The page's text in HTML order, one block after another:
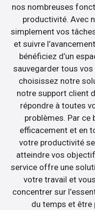
nos nombreuses
productivité. Avec
simplement vos
et suivre
bénéficiez d’un
sauvegarder tous
choisissez notre
notre support client
répondre à toutes
problèmes. Par ce
efficacement et en
votre productivité
atteindre vos
service offre une
votre travail et
concentrer sur
du temps et